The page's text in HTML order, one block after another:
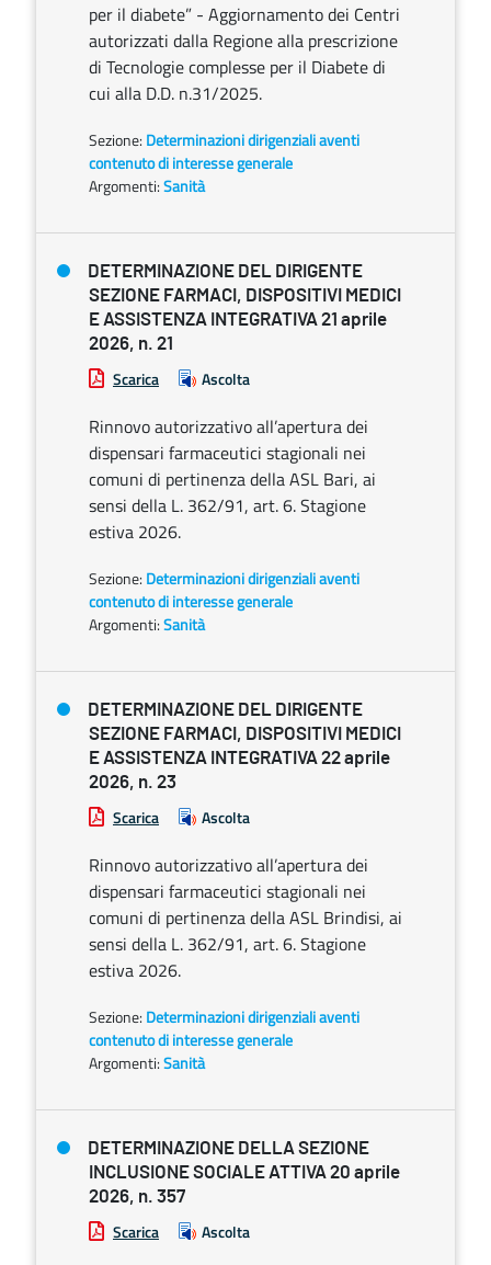
per il diabete” - Aggiornamento dei Centri
autorizzati dalla Regione alla prescrizione
di Tecnologie complesse per il Diabete di
cui alla D.D. n.31/2025.
Sezione: Determinazioni dirigenziali aventi
contenuto di interesse generale
Argomenti:Sanità
DETERMINAZIONE DEL DIRIGENTE
SEZIONE FARMACI, DISPOSITIVI MEDICI
E ASSISTENZA INTEGRATIVA 21 aprile
2026, n. 21
Scarica Ascolta
Rinnovo autorizzativo all’apertura dei
dispensari farmaceutici stagionali nei
comuni di pertinenza della ASL Bari, ai
sensi della L. 362/91, art. 6. Stagione
estiva 2026.
Sezione: Determinazioni dirigenziali aventi
contenuto di interesse generale
Argomenti:Sanità
DETERMINAZIONE DEL DIRIGENTE
SEZIONE FARMACI, DISPOSITIVI MEDICI
E ASSISTENZA INTEGRATIVA 22 aprile
2026, n. 23
Scarica Ascolta
Rinnovo autorizzativo all’apertura dei
dispensari farmaceutici stagionali nei
comuni di pertinenza della ASL Brindisi, ai
sensi della L. 362/91, art. 6. Stagione
estiva 2026.
Sezione: Determinazioni dirigenziali aventi
contenuto di interesse generale
Argomenti:Sanità
DETERMINAZIONE DELLA SEZIONE
INCLUSIONE SOCIALE ATTIVA 20 aprile
2026, n. 357
Scarica Ascolta